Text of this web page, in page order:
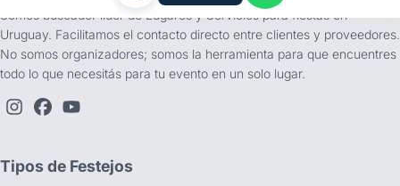
Somos buscador líder de Lugares y Servicios para fiestas en
Uruguay. Facilitamos el contacto directo entre clientes y proveedores.
No somos organizadores; somos la herramienta para que encuentres
todo lo que necesitás para tu evento en un solo lugar.
Tipos de Festejos